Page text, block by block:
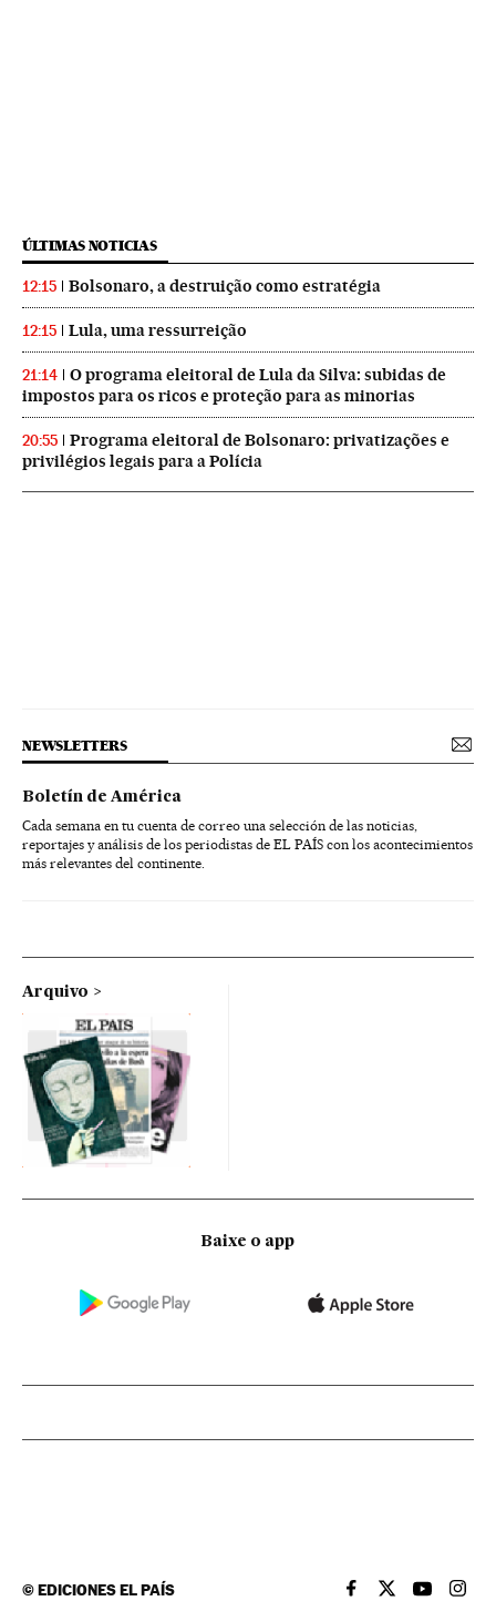
ÚLTIMAS NOTICIAS
12:15 Bolsonaro, a destruição como estratégia
12:15 Lula, uma ressurreição
21:14
O programa eleitoral de Lula da Silva: subidas de
impostos para os ricos e proteção para as minorias
20:55
Programa eleitoral de Bolsonaro: privatizações e
privilégios legais para a Polícia
NEWSLETTERS
Boletín de América
Cada semana en tu cuenta de correo una selección de las noticias,
reportajes y análisis de los periodistas de EL PAÍS con los acontecimientos
más relevantes del continente.
Arquivo
Baixe o app
©EDICIONES EL PAÍS EL PAÍS BRASIL EN
EL PAÍSEL PAÍS
EL